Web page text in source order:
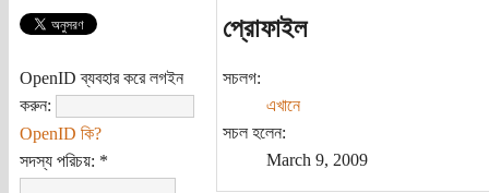
OpenID ব্যবহার করে লগইন
করুন:
OpenID কি?
সদস্য পরিচয়: *
প্রোফাইল
সচলগ:
এখানে
সচল হলেন:
March 9, 2009